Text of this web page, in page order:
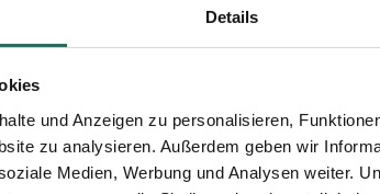
Details
und Anzeigen zu personalisieren,
zu analysieren. Außerdem geben wir
Medien, Werbung und Analysen weiter.
DB Regio Bus NRW
Siemensstraße 14, 41469 Neuss
www.dbregiobus-nrw.de
Betriebsgebiet:Buslinien im Regional-